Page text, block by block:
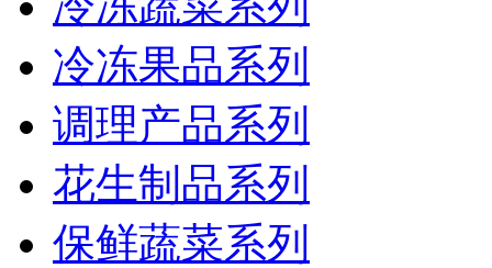
冷冻果品系列
调理产品系列
花生制品系列
保鲜蔬菜系列